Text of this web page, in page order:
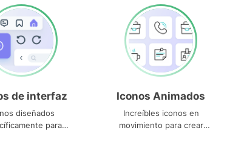
de interfaz
diseñados
para
Iconos Animados
Increíbles iconos en
movimiento para crear